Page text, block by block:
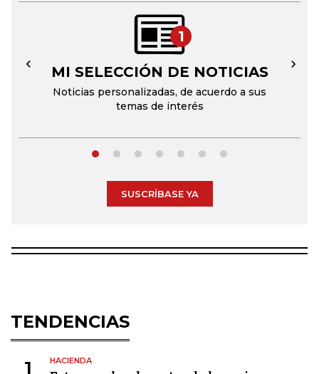
1
MI SELECCIÓN DE NOTICIAS
Noticias personalizadas, de acuerdo a sus
temas de interés
← →
SUSCRÍBASE YA
TENDENCIAS
1 HACIENDA